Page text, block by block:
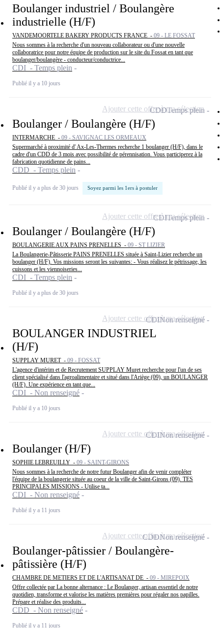
Boulanger industriel / Boulangère
industrielle (H/F)
VANDEMOORTELE BAKERY PRODUCTS FRANCE - 09 - LE FOSSAT
Nous sommes à la recherche d'un nouveau collaborateur ou d'une nouvelle
collaboratrice pour notre équipe de production sur le site du Fossat en tant que
boulanger/boulangère - conducteur/conductrice...
CDI - Temps plein
Publié il y a 10 jours
Boulanger / Boulangère (H/F)
INTERMARCHE - 09 - SAVIGNAC LES ORMEAUX
Supermarché à proximité d' Ax-Les-Thermes recherche 1 boulanger (H/F), dans le
cadre d'un CDD de 3 mois avec possibilité de pérennisation. Vous participerez à la
fabrication quotidienne de pains...
CDD - Temps plein
Publié il y a plus de 30 jours Soyez parmi les 1ers à postuler
CDDTemps plein
Ajouter cette offre à ma sélection
Boulanger / Boulangère (H/F)
BOULANGERIE AUX PAINS PRENELLES - 09 - ST LIZIER
La Boulangerie-Pâtisserie PAINS PRENELLES située à Saint-Lizier recherche un
boulanger (H/F). Vos missions seront les suivantes: - Vous réalisez le pétrissage, les
cuissons et les viennoiseries...
CDI - Temps plein
Publié il y a plus de 30 jours
CDITemps plein
Ajouter cette offre à ma sélection
BOULANGER INDUSTRIEL
(H/F)
SUPPLAY MURET - 09 - FOSSAT
L'agence d'intérim et de Recrutement SUPPLAY Muret recherche pour l'un de ses
client spécialisé dans l'agroalimentaire et situé dans l'Ariège (09), un BOULANGER
(H/F). Une expérience en tant que...
CDI - Non renseigné
Publié il y a 10 jours
CDINon renseigné
Ajouter cette offre à ma sélection
Boulanger (H/F)
SOPHIE LEBREUILLY - 09 - SAINT-GIRONS
Nous sommes à la recherche de notre futur Boulanger afin de venir compléter
l'équipe de la boulangerie située au coeur de la ville de Saint-Girons (09). TES
PRINCIPALES MISSIONS - Utilise ta...
CDI - Non renseigné
Publié il y a 11 jours
CDINon renseigné
Ajouter cette offre à ma sélection
Boulanger-pâtissier / Boulangère-
pâtissière (H/F)
CHAMBRE DE METIERS ET DE L'ARTISANAT DE - 09 - MIREPOIX
Offre collectée par La bonne alternance : Le Boulanger, artisan essentiel de notre
quotidien, transforme et valorise les matières premières pour régaler nos papilles.
Prépare et réalise des produits...
CDD - Non renseigné
Publié il y a 11 jours
CDDNon renseigné
Ajouter cette offre à ma sélection